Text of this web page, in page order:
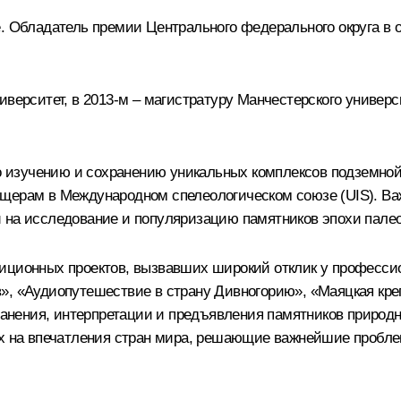
премии Центрального федерального округа в
в 2013-м – магистратуру Манчестерского
и сохранению уникальных комплексов
в Международном спелеологическом союзе (UIS).
исследование и популяризацию памятников эпохи
проектов, вызвавших широкий отклик у
«Аудиопутешествие в страну Дивногорию», «Маяцкая
интерпретации и предъявления памятников
впечатления стран мира, решающие важнейшие